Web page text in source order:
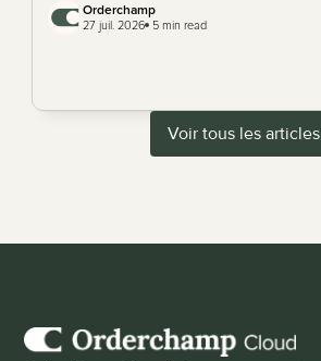
Orderchamp
27 juil. 2026 5 min read
Voir tous les articles